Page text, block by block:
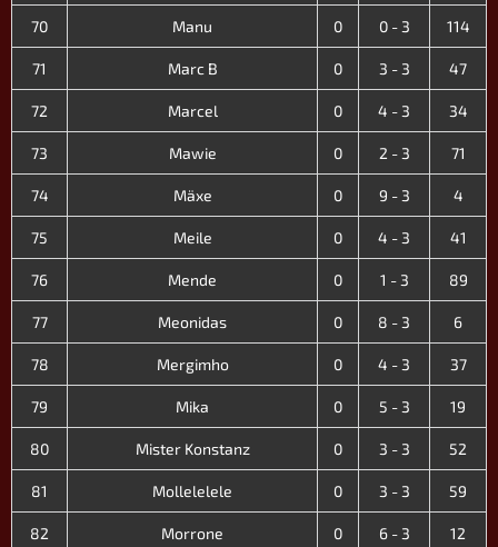
70 Manu 0 0 - 3 114
71 Marc B 0 3 - 3 47
72 Marcel 0 4 - 3 34
73 Mawie 0 2 - 3 71
74 Mäxe 0 9 - 3 4
75 Meile 0 4 - 3 41
76 Mende 0 1 - 3 89
77 Meonidas 0 8 - 3 6
78 Mergimho 0 4 - 3 37
79 Mika 0 5 - 3 19
80 Mister Konstanz 0 3 - 3 52
81 Mollelelele 0 3 - 3 59
82 Morrone 0 6 - 3 12